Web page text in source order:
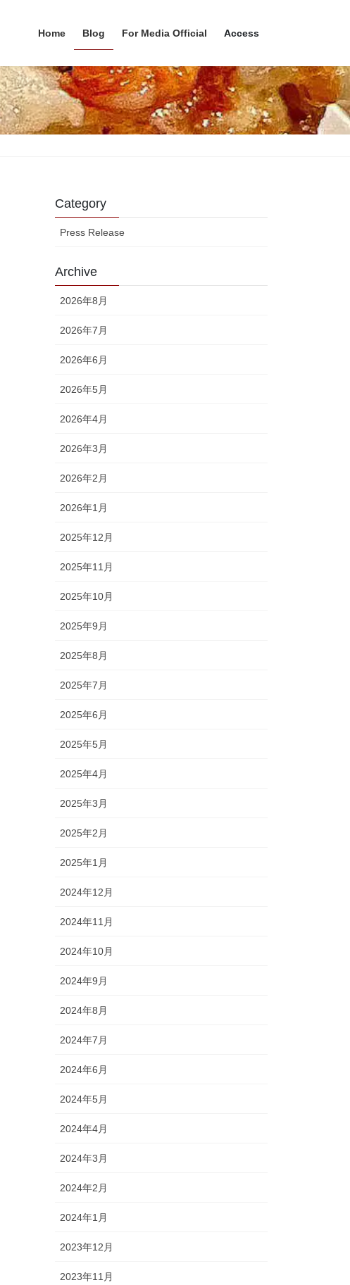
Home Blog For Media Official Access
Category
Press Release
Archive
2026年8月
2026年7月
2026年6月
2026年5月
2026年4月
2026年3月
2026年2月
2026年1月
2025年12月
2025年11月
2025年10月
2025年9月
2025年8月
2025年7月
2025年6月
2025年5月
2025年4月
2025年3月
2025年2月
2025年1月
2024年12月
2024年11月
2024年10月
2024年9月
2024年8月
2024年7月
2024年6月
2024年5月
2024年4月
2024年3月
2024年2月
2024年1月
2023年12月
2023年11月